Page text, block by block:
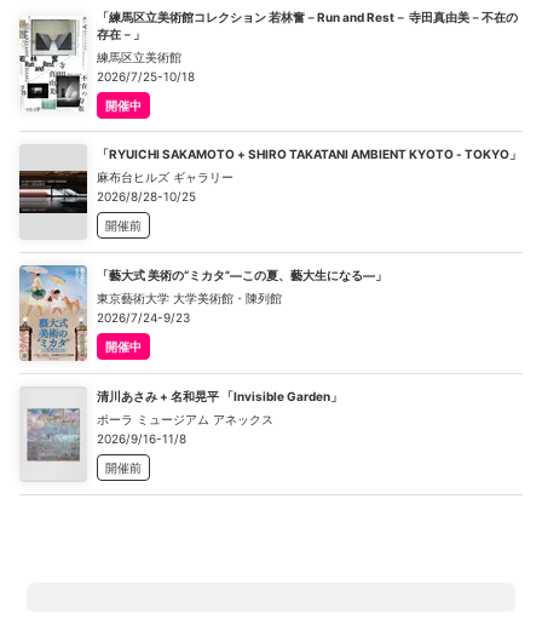
「練馬区立美術館コレクション 若林奮－Run and Rest－ 寺田真由美－不在の
存在－」
練馬区立美術館
2026/7/25-10/18
開催中
「RYUICHI SAKAMOTO + SHIRO TAKATANI AMBIENT KYOTO - TOKYO」
麻布台ヒルズ ギャラリー
2026/8/28-10/25
開催前
「藝大式 美術の“ミカタ”―この夏、藝大生になる―」
東京藝術大学 大学美術館・陳列館
2026/7/24-9/23
開催中
清川あさみ + 名和晃平 「Invisible Garden」
ポーラ ミュージアム アネックス
2026/9/16-11/8
開催前